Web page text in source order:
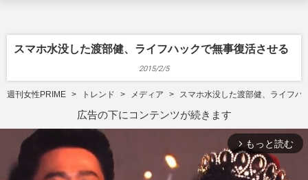
スマホ水没した渡部健、ライフハックで無事復活させる
2015/2/5
週刊女性PRIME トレンド メディア スマホ水没した渡部健、ライフハ
広告の下にコンテンツが続きます
arrow_forward_ios もっと読む